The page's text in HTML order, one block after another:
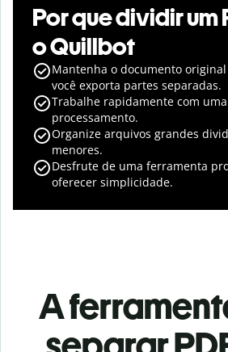
Por que dividir um
o Quillbot
Mantenha o documento
você exporta partes separadas.
Trabalhe rapidamente com
processamento.
Organize arquivos grandes
menores.
Desfrute de uma ferramenta
oferecer simplicidade.
A